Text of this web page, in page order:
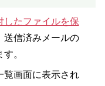
したファイルを保
送信済みメールの
。
覧画面に表示され